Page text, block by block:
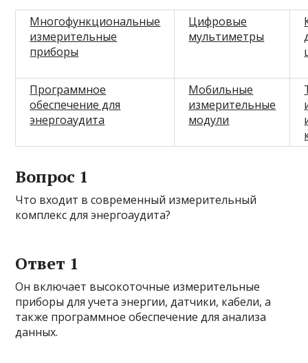
Многофункциональные
измерительные
приборы
Цифровые
мультиметры
Программное
обеспечение для
энергоаудита
Мобильные
измерительные
модули
Вопрос 1
Что входит в современный измерительный
комплекс для энергоаудита?
Ответ 1
Он включает высокоточные измерительные
приборы для учета энергии, датчики, кабели, а
также программное обеспечение для анализа
данных.